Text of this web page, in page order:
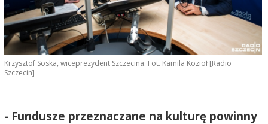
Krzysztof Soska, wiceprezydent Szczecina. Fot. Kamila Kozioł [Radio
Szczecin]
- Fundusze przeznaczane na kulturę powinny